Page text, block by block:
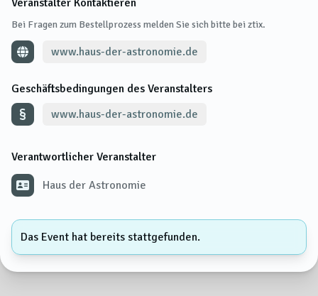
Veranstalter Kontaktieren
Bei Fragen zum Bestellprozess melden Sie sich bitte bei ztix.
www.haus-der-astronomie.de
Geschäftsbedingungen des Veranstalters
www.haus-der-astronomie.de
Verantwortlicher Veranstalter
Haus der Astronomie
Das Event hat bereits stattgefunden.